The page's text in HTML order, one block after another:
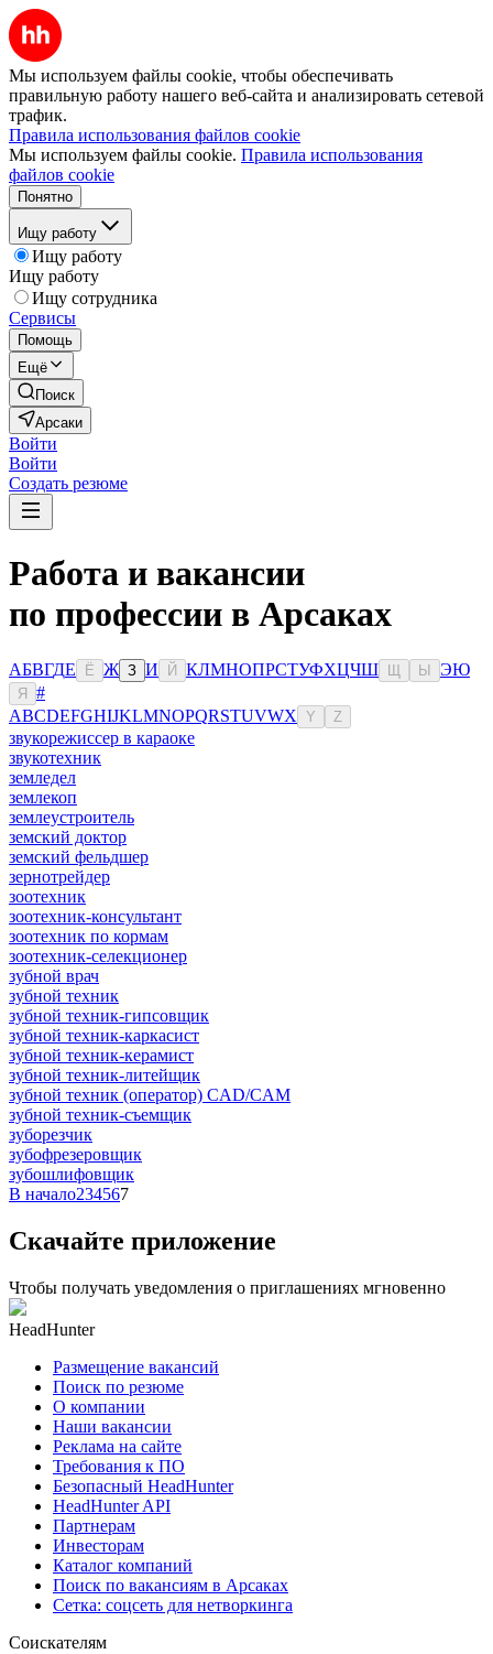
Мы используем файлы cookie, чтобы обеспечивать
правильную работу нашего веб-сайта и анализировать сетевой
трафик.
Правила использования файлов cookie
Мы используем файлы cookie. Правила использования
файлов cookie
Понятно
Ищу работу
Ищу работу
Ищу работу
Ищу сотрудника
Сервисы
Помощь
Ещё
Поиск
Арсаки
Войти
Войти
Создать резюме
Работа и вакансии
по профессии в Арсаках
АБВГДЕ Ё Ж З И Й КЛМНОПРСТУФХЦЧШ Ы ЭЮ
Я
#
ABCDEFGHIJKLMNOPQRSTUVWX Y Z
звукорежиссер в караоке
звукотехник
земледел
землекоп
землеустроитель
земский доктор
земский фельдшер
зернотрейдер
зоотехник
зоотехник-консультант
зоотехник по кормам
зоотехник-селекционер
зубной врач
зубной техник
зубной техник-гипсовщик
зубной техник-каркасист
зубной техник-керамист
зубной техник-литейщик
зубной техник (оператор) CAD/CAM
зубной техник-съемщик
зуборезчик
зубофрезеровщик
зубошлифовщик
В начало234567
Скачайте приложение
Чтобы получать уведомления о приглашениях мгновенно
HeadHunter
Размещение вакансий
Поиск по резюме
О компании
Наши вакансии
Реклама на сайте
Требования к ПО
Безопасный HeadHunter
HeadHunter API
Партнерам
Инвесторам
Каталог компаний
Поиск по вакансиям в Арсаках
Сетка: соцсеть для нетворкинга
Соискателям